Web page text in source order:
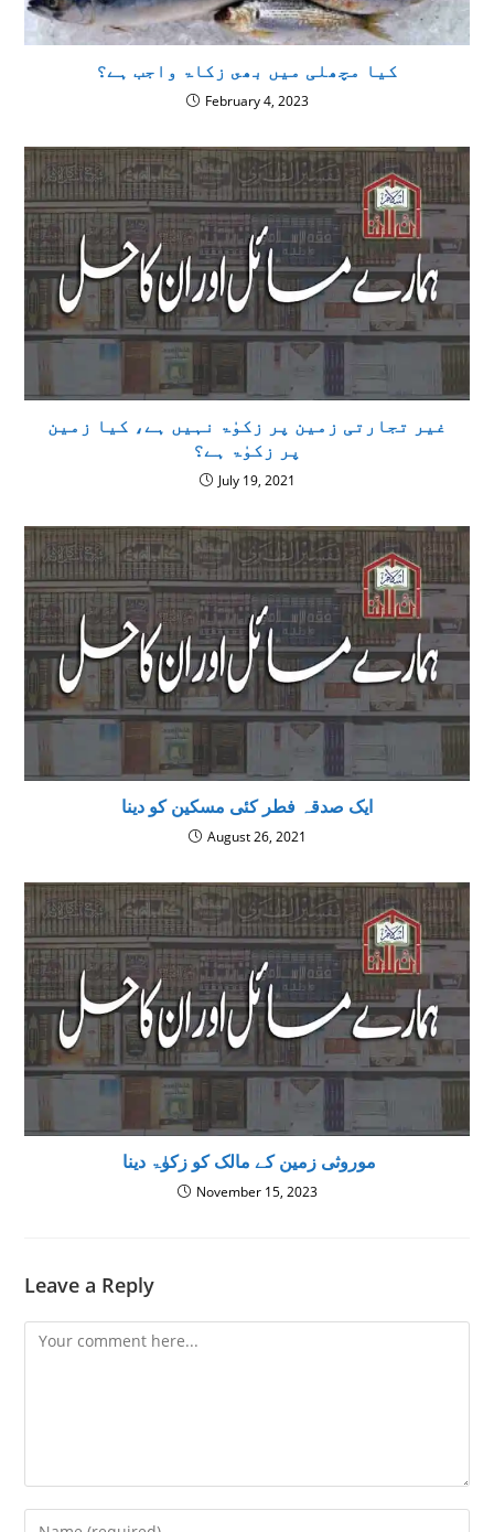
كيا مچھلی میں بھى زکاۃ واجب ہے؟
February 4, 2023
غیر تجارتی زمین پر زکوٰۃ نہیں ہے، کیا زمین
پر زکوٰۃ ہے؟
July 19, 2021
ایک صدقہ فطر کئی مسکین کو دینا
August 26, 2021
موروثی زمین کے مالک کو زکوٰۃ دینا
November 15, 2023
Leave a Reply
Comment
Enter